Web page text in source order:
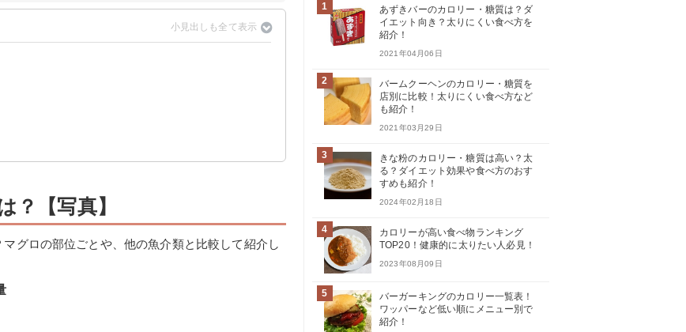
？【写真】
グロの部位ごとや、他の魚介類と比較して紹介し
1
あずきバーのカロリー・糖質は？ダ
イエット向き？太りにくい食べ方を
紹介！
2021年04月06日
2
バームクーヘンのカロリー・糖質を
店別に比較！太りにくい食べ方など
も紹介！
2021年03月29日
3
きな粉のカロリー・糖質は高い？太
る？ダイエット効果や食べ方のおす
すめも紹介！
2024年02月18日
4
カロリーが高い食べ物ランキング
TOP20！健康的に太りたい人必見！
2023年08月09日
5
バーガーキングのカロリー一覧表！
ワッパーなど低い順にメニュー別で
紹介！